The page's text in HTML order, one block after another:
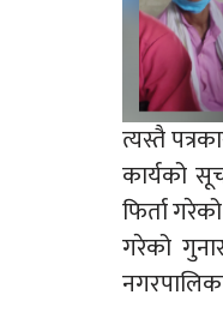
त्यस्तै
कार्यको
फिर्ता
गरेको